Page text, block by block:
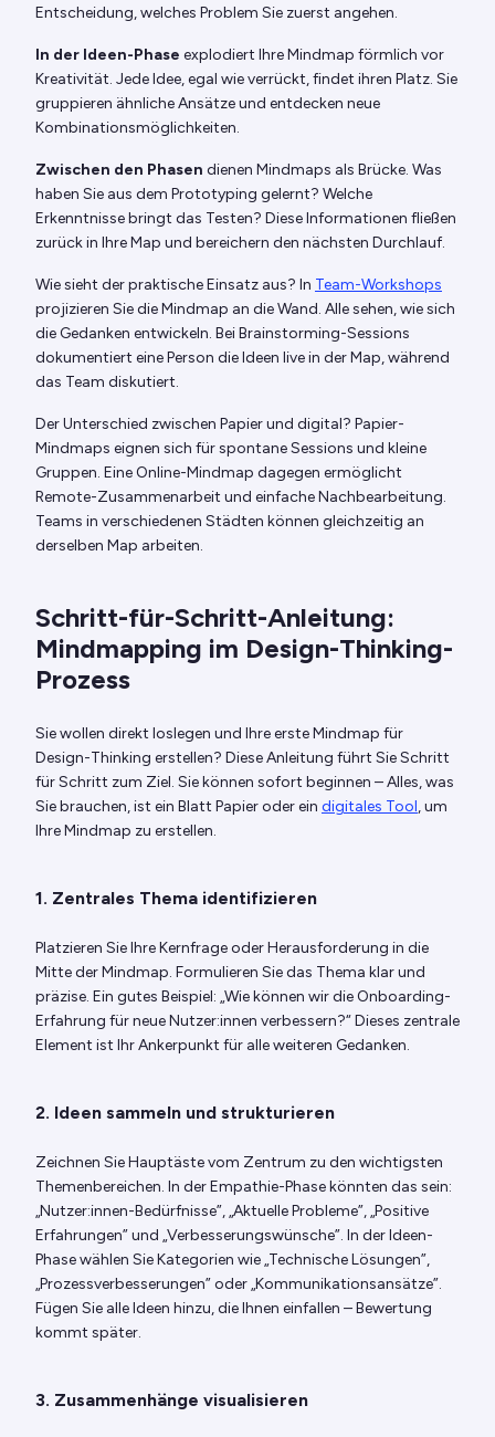
Entscheidung, welches Problem Sie zuerst angehen.
In der Ideen-Phase explodiert Ihre Mindmap förmlich vor
Kreativität. Jede Idee, egal wie verrückt, findet ihren Platz. Sie
gruppieren ähnliche Ansätze und entdecken neue
Kombinationsmöglichkeiten.
Zwischen den Phasen dienen Mindmaps als Brücke. Was
haben Sie aus dem Prototyping gelernt? Welche
Erkenntnisse bringt das Testen? Diese Informationen fließen
zurück in Ihre Map und bereichern den nächsten Durchlauf.
Wie sieht der praktische Einsatz aus? In Team-Workshops
projizieren Sie die Mindmap an die Wand. Alle sehen, wie sich
die Gedanken entwickeln. Bei Brainstorming-Sessions
dokumentiert eine Person die Ideen live in der Map, während
das Team diskutiert.
Der Unterschied zwischen Papier und digital? Papier-
Mindmaps eignen sich für spontane Sessions und kleine
Gruppen. Eine Online-Mindmap dagegen ermöglicht
Remote-Zusammenarbeit und einfache Nachbearbeitung.
Teams in verschiedenen Städten können gleichzeitig an
derselben Map arbeiten.
Schritt-für-Schritt-Anleitung:
Mindmapping im Design-Thinking-
Prozess
Sie wollen direkt loslegen und Ihre erste Mindmap für
Design-Thinking erstellen? Diese Anleitung führt Sie Schritt
für Schritt zum Ziel. Sie können sofort beginnen – Alles, was
Sie brauchen, ist ein Blatt Papier oder ein digitales Tool, um
Ihre Mindmap zu erstellen.
1. Zentrales Thema identifizieren
Platzieren Sie Ihre Kernfrage oder Herausforderung in die
Mitte der Mindmap. Formulieren Sie das Thema klar und
präzise. Ein gutes Beispiel: „Wie können wir die Onboarding-
Erfahrung für neue Nutzer:innen verbessern?“ Dieses zentrale
Element ist Ihr Ankerpunkt für alle weiteren Gedanken.
2. Ideen sammeln und strukturieren
Zeichnen Sie Hauptäste vom Zentrum zu den wichtigsten
Themenbereichen. In der Empathie-Phase könnten das sein:
„Nutzer:innen-Bedürfnisse”, „Aktuelle Probleme”, „Positive
Erfahrungen” und „Verbesserungswünsche”. In der Ideen-
Phase wählen Sie Kategorien wie „Technische Lösungen”,
„Prozessverbesserungen” oder „Kommunikationsansätze”.
Fügen Sie alle Ideen hinzu, die Ihnen einfallen – Bewertung
kommt später.
3. Zusammenhänge visualisieren